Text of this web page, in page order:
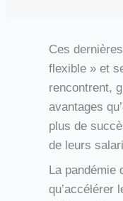
Ces
flexible » et
rencontrent,
avantages
plus de
de leurs
La pandémie
qu’accélérer